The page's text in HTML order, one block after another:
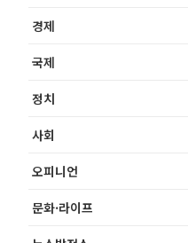
경제
국제
정치
사회
오피니언
문화·라이프